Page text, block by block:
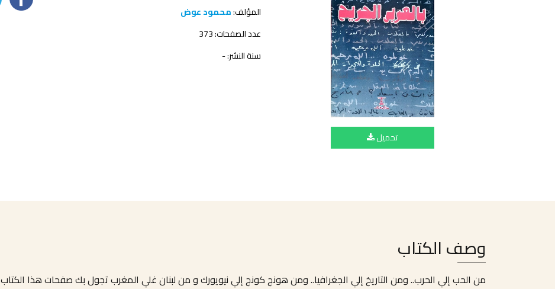
تحميل
المؤلف:محمود عوض
عدد الصفحات: 373
سنة النشر: -
وصف الكتاب
من الحب إلي الحرب.. ومن التاريخ إلي الجغرافيا.. ومن هونج كونج إلي نيويورك و من لبنان غلي المغرب تجول بك صفحات هذا الكتاب